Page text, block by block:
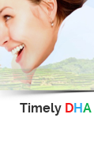
Timely DHA